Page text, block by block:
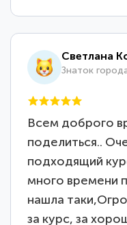
Светлана
Знаток
Всем доброго
поделиться..
подходящий
много времени
нашла
за курс, за